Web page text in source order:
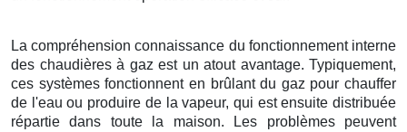
La compréhension connaissance du fonctionnement interne
des chaudières à gaz est un atout avantage. Typiquement,
ces systèmes fonctionnent en brûlant du gaz pour chauffer
de l'eau ou produire de la vapeur, qui est ensuite distribuée
répartie dans toute la maison. Les problèmes peuvent